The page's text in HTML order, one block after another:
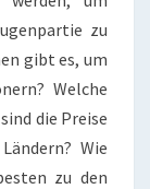
zu
gibt es, um
Welche
die Preise
Wie
zu den